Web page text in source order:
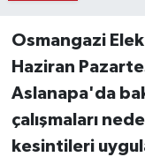
Osmangazi
Haziran
Aslanapa'da
çalışmaları
kesintileri
Seri İlan
Siyaset
Spor